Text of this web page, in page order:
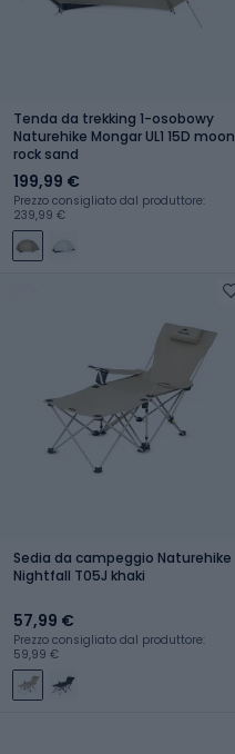
Tenda da trekking 1-osobowy
Naturehike Mongar UL1 15D moon
rock sand
199,99 €
Prezzo consigliato dal produttore:
239,99 €
Sedia da campeggio Naturehike
Nightfall T05J khaki
57,99 €
Prezzo consigliato dal produttore:
59,99 €